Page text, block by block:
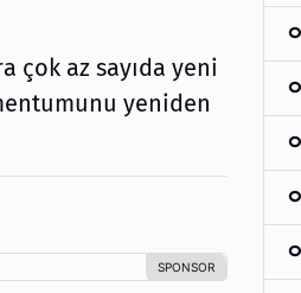
çok az sayıda yeni
yeniden